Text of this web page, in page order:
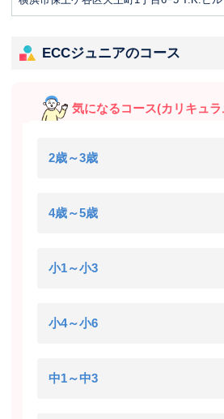
ECCジュニアのコース
気になるコース(カリキュ
2歳～3歳
4歳～5歳
小1～小3
小4～小6
中1～中3